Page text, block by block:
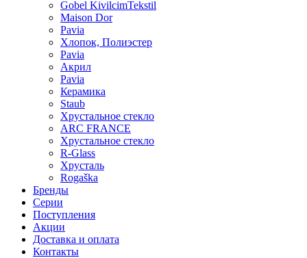
Gobel KivilcimTekstil
Maison Dor
Pavia
Хлопок, Полиэстер
Pavia
Акрил
Pavia
Керамика
Staub
Хрустальное стекло
ARC FRANCE
Хрустальное стекло
R-Glass
Хрусталь
Rogaška
Бренды
Серии
Поступления
Акции
Доставка и оплата
Контакты